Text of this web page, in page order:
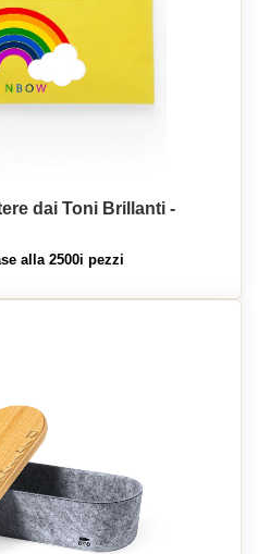
dai Toni Brillanti -
alla 2500i pezzi